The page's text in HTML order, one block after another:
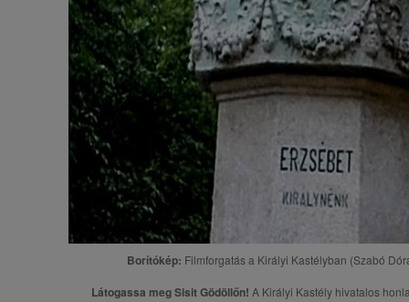
Borítókép: Filmforgatás a Királyi Kastélyban (Szabó
Látogassa meg Sisit Gödöllőn! A Királyi Kastély hivatalos